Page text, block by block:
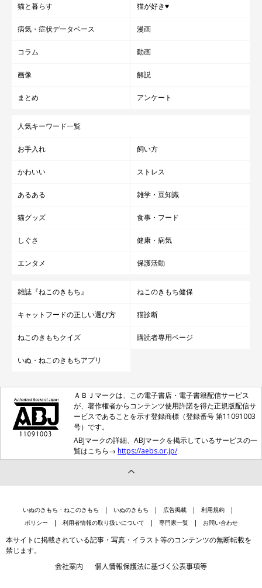
猫と暮らす 猫が好き♥
病気・症状データベース 漫画
コラム 動画
画像 解説
まとめ アンケート
人気キーワード一覧
お手入れ 飼い方
かわいい ストレス
あるある 雑学・豆知識
猫グッズ 食事・フード
しぐさ 健康・病気
エンタメ 保護活動
雑誌『ねこのきもち』 ねこのきもち健保
キャットフードの正しい選び方 猫診断
ねこのきもちクイズ 購読者専用ページ
いぬ・ねこのきもちアプリ
ＡＢＪマークは、この電子書店・電子書籍配信サービス
が、著作権者からコンテンツ使用許諾を得た正規版配信サ
ービスであることを示す登録商標（登録番号 第11091003
号）です。
ABJマークの詳細、ABJマークを掲示しているサービスの一
覧はこちら→ https://aebs.or.jp/
いぬのきもち・ねこのきもち いぬのきもち 広告掲載
利用規約
ポリシー
利用者情報の取り扱いについて 専門家一覧 お問い合わせ
本サイトに掲載されている記事・写真・イラスト等のコンテンツの無断転載を
禁じます。
会社案内 個人情報保護法に基づく公表事項等